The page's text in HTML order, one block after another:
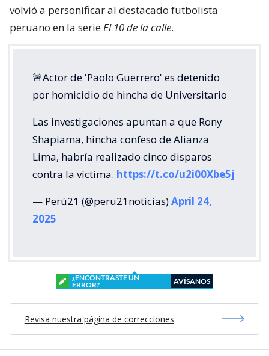
volvió a personificar al destacado futbolista
peruano en la serie El 10 de la calle.
🚨Actor de 'Paolo Guerrero' es detenido
por homicidio de hincha de Universitario
Las investigaciones apuntan a que Rony
Shapiama, hincha confeso de Alianza
Lima, habría realizado cinco disparos
contra la víctima. https://t.co/u2i00Xbe5j
— Perú21 (@peru21noticias)April 24,
2025
¿ENCONTRASTE UN
ERROR?
AVÍSANOS
Revisa nuestra página de correcciones